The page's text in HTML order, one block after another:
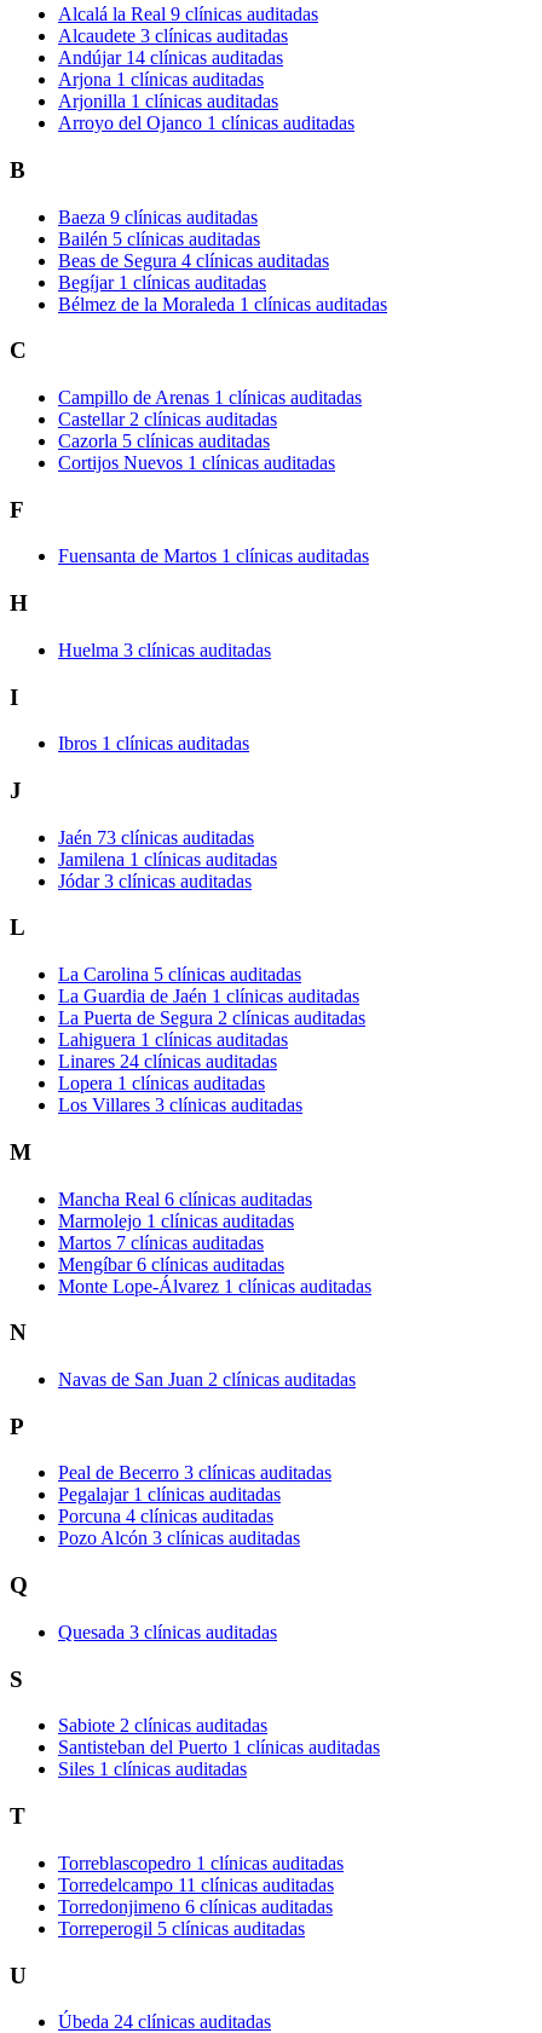
Alcalá la Real 9 clínicas auditadas
Alcaudete 3 clínicas auditadas
Andújar 14 clínicas auditadas
Arjona 1 clínicas auditadas
Arjonilla 1 clínicas auditadas
Arroyo del Ojanco 1 clínicas auditadas
B
Baeza 9 clínicas auditadas
Bailén 5 clínicas auditadas
Beas de Segura 4 clínicas auditadas
Begíjar 1 clínicas auditadas
Bélmez de la Moraleda 1 clínicas auditadas
C
Campillo de Arenas 1 clínicas auditadas
Castellar 2 clínicas auditadas
Cazorla 5 clínicas auditadas
Cortijos Nuevos 1 clínicas auditadas
F
Fuensanta de Martos 1 clínicas auditadas
H
Huelma 3 clínicas auditadas
I
Ibros 1 clínicas auditadas
J
Jaén 73 clínicas auditadas
Jamilena 1 clínicas auditadas
Jódar 3 clínicas auditadas
L
La Carolina 5 clínicas auditadas
La Guardia de Jaén 1 clínicas auditadas
La Puerta de Segura 2 clínicas auditadas
Lahiguera 1 clínicas auditadas
Linares 24 clínicas auditadas
Lopera 1 clínicas auditadas
Los Villares 3 clínicas auditadas
M
Mancha Real 6 clínicas auditadas
Marmolejo 1 clínicas auditadas
Martos 7 clínicas auditadas
Mengíbar 6 clínicas auditadas
Monte Lope-Álvarez 1 clínicas auditadas
N
Navas de San Juan 2 clínicas auditadas
P
Peal de Becerro 3 clínicas auditadas
Pegalajar 1 clínicas auditadas
Porcuna 4 clínicas auditadas
Pozo Alcón 3 clínicas auditadas
Q
Quesada 3 clínicas auditadas
S
Sabiote 2 clínicas auditadas
Santisteban del Puerto 1 clínicas auditadas
Siles 1 clínicas auditadas
T
Torreblascopedro 1 clínicas auditadas
Torredelcampo 11 clínicas auditadas
Torredonjimeno 6 clínicas auditadas
Torreperogil 5 clínicas auditadas
U
Úbeda 24 clínicas auditadas